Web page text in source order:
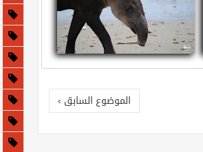
الموضوع السابق ›